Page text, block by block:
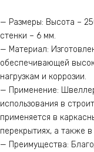
— Размеры: Высота –
стенки – 6 мм.
— Материал:
обеспечивающей
нагрузкам и коррозии.
— Применение:
использования в
применяется в
перекрытиях, а также
— Преимущества: